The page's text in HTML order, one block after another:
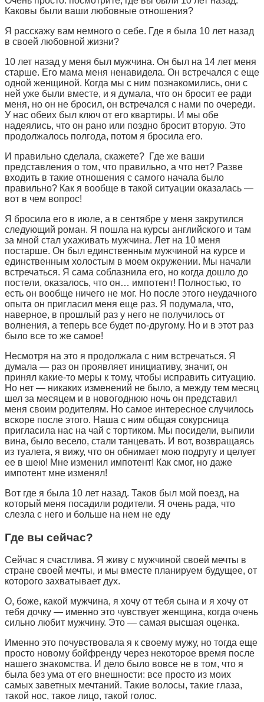
Каковы были ваши любовные отношения?
Я расскажу вам немного о себе. Где я была 10 лет назад
в своей любовной жизни?
10 лет назад у меня был мужчина. Он был на 14 лет меня
старше. Его мама меня ненавидела. Он встречался с еще
одной женщиной. Когда мы с ним познакомились, они с
ней уже были вместе, и я думала, что он бросит ее ради
меня, но он не бросил, он встречался с нами по очереди.
У нас обеих был ключ от его квартиры. И мы обе
надеялись, что он рано или поздно бросит вторую. Это
продолжалось полгода, потом я бросила его.
И правильно сделала, скажете? Где же ваши
представления о том, что правильно, а что нет? Разве
входить в такие отношения с самого начала было
правильно? Как я вообще в такой ситуации оказалась —
вот в чем вопрос!
Я бросила его в июле, а в сентябре у меня закрутился
следующий роман. Я пошла на курсы английского и там
за мной стал ухаживать мужчина. Лет на 10 меня
постарше. Он был единственным мужчиной на курсе и
единственным холостым в моем окружении. Мы начали
встречаться. Я сама соблазнила его, но когда дошло до
постели, оказалось, что он… импотент! Полностью, то
есть он вообще ничего не мог. Но после этого неудачного
опыта он пригласил меня еще раз. Я подумала, что,
наверное, в прошлый раз у него не получилось от
волнения, а теперь все будет по-другому. Но и в этот раз
было все то же самое!
Несмотря на это я продолжала с ним встречаться. Я
думала — раз он проявляет инициативу, значит, он
принял какие-то меры к тому, чтобы исправить ситуацию.
Но нет — никаких изменений не было, а между тем месяц
шел за месяцем и в новогоднюю ночь он представил
меня своим родителям. Но самое интересное случилось
вскоре после этого. Наша с ним общая сокурсница
пригласила нас на чай с тортиком. Мы посидели, выпили
вина, было весело, стали танцевать. И вот, возвращаясь
из туалета, я вижу, что он обнимает мою подругу и целует
ее в шею! Мне изменил импотент! Как смог, но даже
импотент мне изменял!
Вот где я была 10 лет назад. Таков был мой поезд, на
который меня посадили родители. Я очень рада, что
слезла с него и больше на нем не еду
Где вы сейчас?
Сейчас я счастлива. Я живу с мужчиной своей мечты в
стране своей мечты, и мы вместе планируем будущее, от
которого захватывает дух.
О, боже, какой мужчина, я хочу от тебя сына и я хочу от
тебя дочку — именно это чувствует женщина, когда очень
сильно любит мужчину. Это — самая высшая оценка.
Именно это почувствовала я к своему мужу, но тогда еще
просто новому бойфренду через некоторое время после
нашего знакомства. И дело было вовсе не в том, что я
была без ума от его внешности: все просто из моих
самых заветных мечтаний. Такие волосы, такие глаза,
такой нос, такое лицо, такой голос.